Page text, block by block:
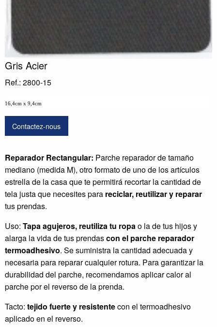
Gris Acier
Ref.: 2800-15
16,4cm x 9,4cm
Contactez-nous
Reparador Rectangular: Parche reparador de tamaño
mediano (medida M), otro formato de uno de los artículos
estrella de la casa que te permitirá recortar la cantidad de
tela justa que necesites para reciclar, reutilizar y reparar
tus prendas.
Uso: Tapa agujeros, reutiliza tu ropao la de tus hijos y
alarga la vida de tus prendascon el parche reparador
termoadhesivo. Se suministra la cantidad adecuada y
necesaria para reparar cualquier rotura. Para garantizar la
durabilidad del parche, recomendamos aplicar calor al
parche por el reverso de la prenda.
Tacto: tejido fuerte y resistentecon el termoadhesivo
aplicado en el reverso.